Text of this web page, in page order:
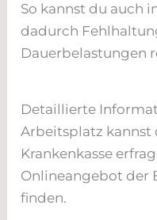
So kannst du auch
dadurch
Dauerbelastungen
Detaillierte
Arbeitsplatz kannst
Krankenkasse
Onlineangebot der
finden.